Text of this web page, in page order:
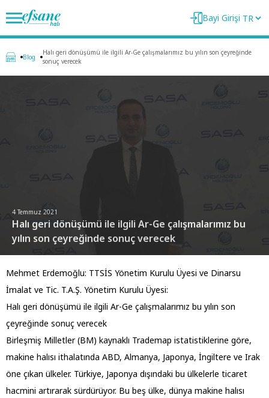
Bayi Girişi
Blog
Halı geri dönüşümü ile ilgili Ar-Ge çalışmalarımız bu yılın son çeyreğinde
sonuç verecek
4 Temmuz 2021
Halı geri dönüşümü ile ilgili Ar-Ge çalışmalarımız bu
yılın son çeyreğinde sonuç verecek
Mehmet Erdemoğlu: TTSİS Yönetim Kurulu Üyesi ve Dinarsu
İmalat ve Tic. T.A.Ş. Yönetim Kurulu Üyesi:
Halı geri dönüşümü ile ilgili Ar-Ge çalışmalarımız bu yılın son
çeyreğinde sonuç verecek
Birleşmiş Milletler (BM) kaynaklı Trademap istatistiklerine göre,
makine halısı ithalatında ABD, Almanya, Japonya, İngiltere ve Irak
öne çıkan ülkeler. Türkiye, Japonya dışındaki bu ülkelerle ticaret
hacmini artırarak sürdürüyor. Bu beş ülke, dünya makine halısı